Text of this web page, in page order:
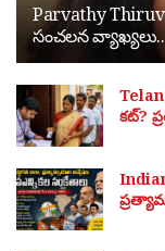
Parvathy
సంచలన
కట్?